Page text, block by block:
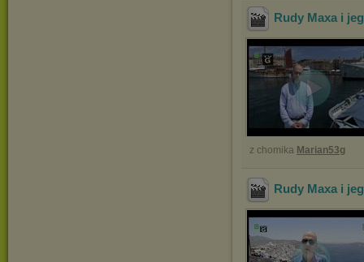
Rudy Maxa i
z chomika Marian53g
Rudy Maxa i